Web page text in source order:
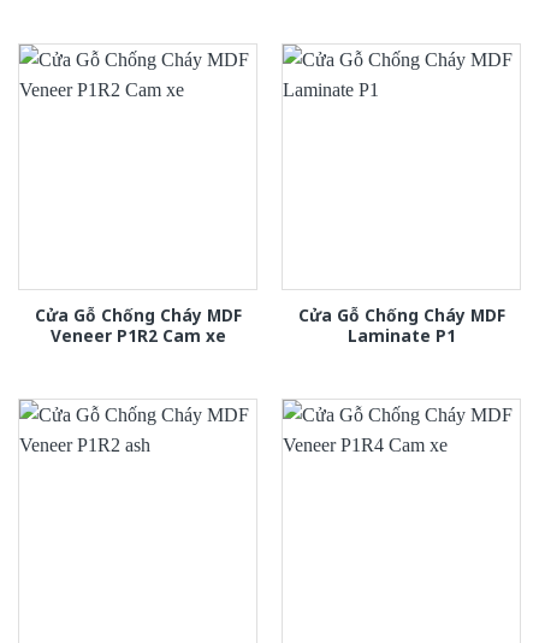
Cửa Gỗ Chống Cháy MDF
Veneer P1R2 Cam xe
Cửa Gỗ Chống Cháy MDF
Laminate P1